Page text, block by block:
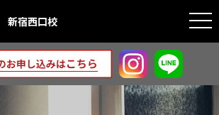
新宿西口校